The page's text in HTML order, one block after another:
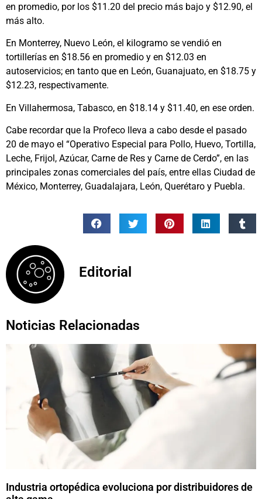
en promedio, por los $11.20 del precio más bajo y $12.90, el
más alto.
En Monterrey, Nuevo León, el kilogramo se vendió en
tortillerías en $18.56 en promedio y en $12.03 en
autoservicios; en tanto que en León, Guanajuato, en $18.75 y
$12.23, respectivamente.
En Villahermosa, Tabasco, en $18.14 y $11.40, en ese orden.
Cabe recordar que la Profeco lleva a cabo desde el pasado
20 de mayo el “Operativo Especial para Pollo, Huevo, Tortilla,
Leche, Frijol, Azúcar, Carne de Res y Carne de Cerdo”, en las
principales zonas comerciales del país, entre ellas Ciudad de
México, Monterrey, Guadalajara, León, Querétaro y Puebla.
Editorial
Noticias Relacionadas
Industria ortopédica evoluciona por distribuidores de